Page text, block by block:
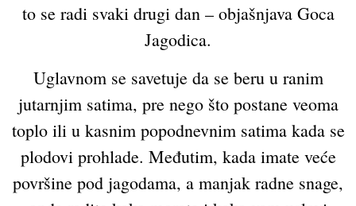
to se radi svaki drugi dan – objašnjava Goca
Jagodica.
Uglavnom se savetuje da se beru u ranim
jutarnjim satima, pre nego što postane veoma
toplo ili u kasnim popodnevnim satima kada se
plodovi prohlade. Međutim, kada imate veće
površine pod jagodama, a manjak radne snage,